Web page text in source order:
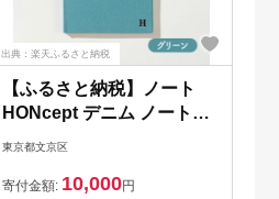
出典：楽天ふるさと納税
【ふるさと納税】ノート
HONcept デニム ノートブ
ック グリーン B6
貨 日用品 ビジネス みどり
東京都文京区
寄付金額: 10,000円